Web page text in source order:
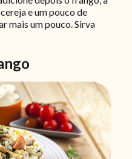
cereja e um pouco de
mais um pouco. Sirva